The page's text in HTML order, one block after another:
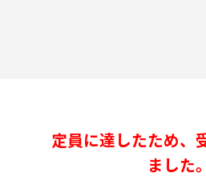
定員に達したため、
ました。